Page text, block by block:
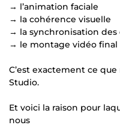
→ l’animation faciale
→ la cohérence visuelle
→ la synchronisation des
→ le montage vidéo final
C’est exactement ce
Studio.
Et voici la raison pour
nous